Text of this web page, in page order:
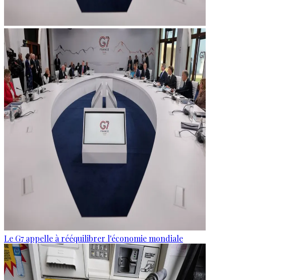
Le G7 appelle à rééquilibrer l'économie mondiale